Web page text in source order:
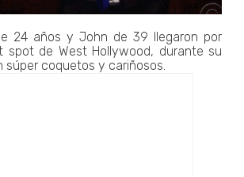
24 años y John de 39 llegaron por
spot de West Hollywood, durante su
súper coquetos y cariñosos.